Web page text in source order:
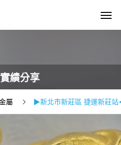
績分享
屬 ▶新北市新莊區 捷運新莊